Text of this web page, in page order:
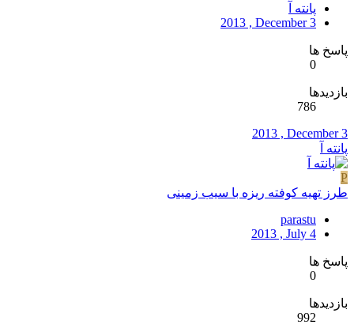
پانته آ
2013 , December 3
پاسخ ها
0
بازدیدها
786
2013 , December 3
پانته آ
P
طرز تهیه کوفته ریزه با سیب زمینی
parastu
2013 , July 4
پاسخ ها
0
بازدیدها
992